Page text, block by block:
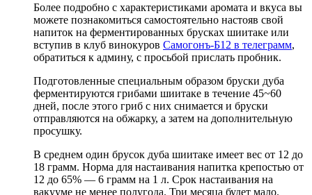
Более подробно с характеристиками аромата и вкуса вы
можете познакомиться самостоятельно настояв свой
напиток на ферментированных брусках шиитаке или
вступив в клуб винокуров Самогонъ-Б12 в телеграмм,
обратиться к админу, с просьбой прислать пробник.
Подготовленные специальным образом бруски дуба
ферментируются грибами шиитаке в течение 45~60
дней, после этого гриб с них снимается и бруски
отправляются на обжарку, а затем на дополнительную
просушку.
В среднем один брусок дуба шиитаке имеет вес от 12 до
18 грамм. Норма для настаивания напитка крепостью от
12 до 65% — 6 грамм на 1 л. Срок настаивания на
вакууме не менее полугода. Три месяца будет мало.